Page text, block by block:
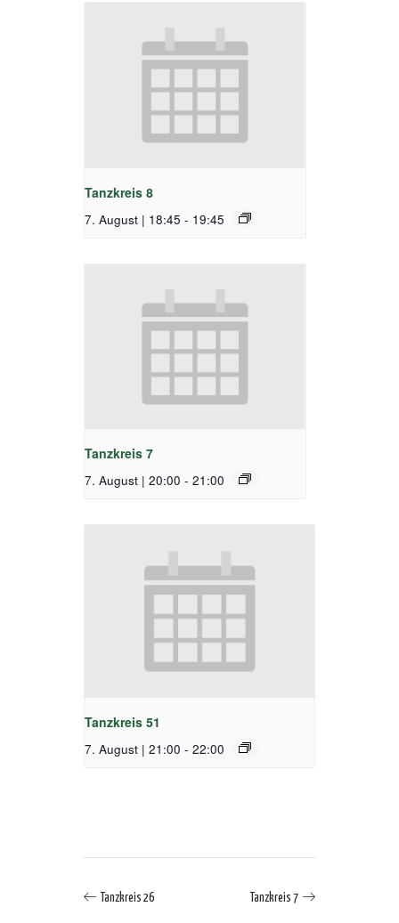
Tanzkreis 8
7. August | 18:45 - 19:45
Tanzkreis 7
7. August | 20:00 - 21:00
Tanzkreis 51
7. August | 21:00 - 22:00
Tanzkreis 26 Tanzkreis 7